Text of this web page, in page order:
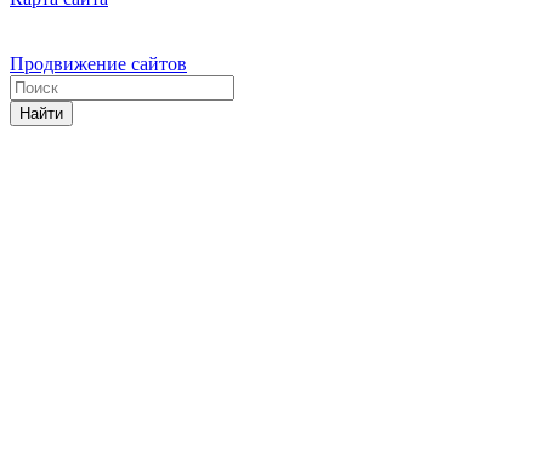
Продвижение сайтов
Найти